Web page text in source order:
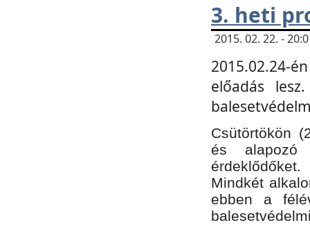
3. heti
2015. 02. 22. -
2015.02.24-
előadás
Csütörtökön
és alapozó
érdeklődőket.
Mindkét
ebben a